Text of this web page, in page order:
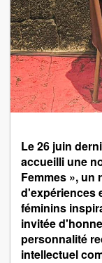
Le 26 juin
accueilli une
Femmes », un
d'expériences
féminins
invitée
personnalité
intellectuel